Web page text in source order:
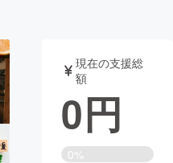
音楽
ト ゲーム・サ
書籍・雑誌
現在の支援総
額
0円
0%